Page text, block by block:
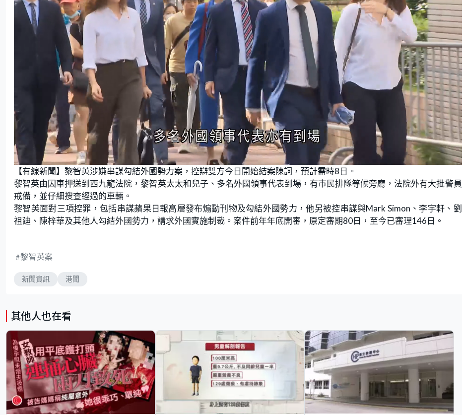
n
m
u
e
a
d
e
d
:
9
4
%
【有線新聞】黎智英涉嫌串謀勾結外國勢力案，控辯雙方今日開始結案陳詞，預計需時8日。
黎智英由囚車押送到西九龍法院，黎智英太太和兒子、多名外國領事代表到場，有巿民排隊等候旁廳，法院外有大批警員
戒備，並仔細搜查經過的車輛。
黎智英面對三項控罪，包括串謀蘋果日報高層發布煽動刊物及勾結外國勢力，他另被控串謀與Mark Simon、李宇軒、劉
祖廸、陳梓華及其他人勾結外國勢力，請求外國實施制裁。案件前年年底開審，原定審期80日，至今已審理146日。
黎智英案
新聞資訊 港聞
其他人也在看